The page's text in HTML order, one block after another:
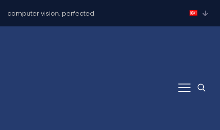
computer vision. perfected.